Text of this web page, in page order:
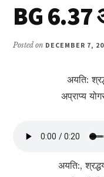
BG 6.37
Posted on DECEMBER 7,
अयति:
अप्राप्य
अयति:,